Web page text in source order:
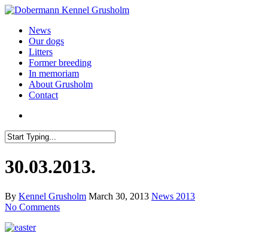
News
Our dogs
Litters
Former breeding
In memoriam
About Grusholm
Contact
30.03.2013.
By Kennel Grusholm March 30, 2013 News 2013
No Comments